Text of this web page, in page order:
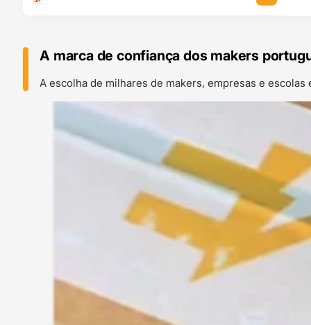
A marca de confiança dos makers
A escolha de milhares de makers, empresas e escolas